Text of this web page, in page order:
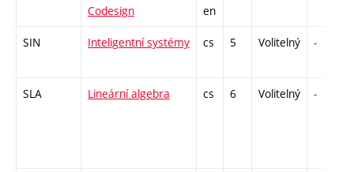
Codesign
en
SIN Inteligentní systémy cs 5 Volitelný -
SLA Lineární algebra cs 6 Volitelný -